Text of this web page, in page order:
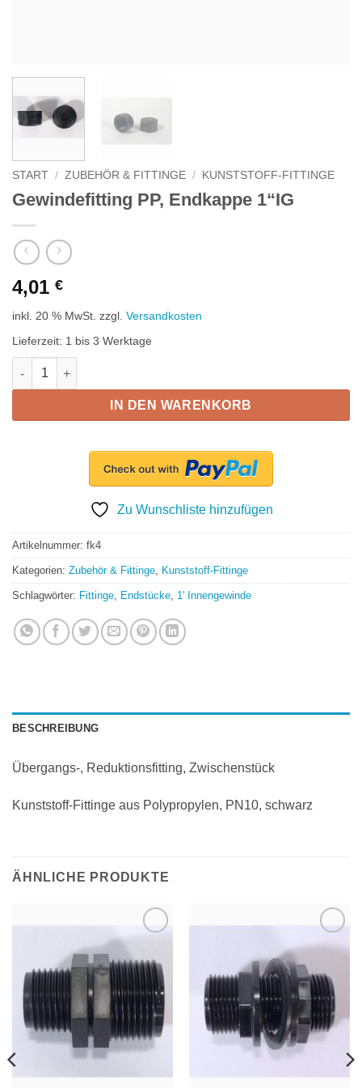
START / ZUBEHÖR & FITTINGE / KUNSTSTOFF-FITTINGE
Gewindefitting PP, Endkappe 1“IG
4,01 €
inkl. 20 % MwSt. zzgl. Versandkosten
Lieferzeit: 1 bis 3 Werktage
Gewindefitting PP, Endkappe 1“IG Menge
IN DEN WARENKORB
Zu Wunschliste hinzufügen
Artikelnummer: fk4
Kategorien: Zubehör & Fittinge, Kunststoff-Fittinge
Schlagwörter: Fittinge, Endstücke, 1' Innengewinde
BESCHREIBUNG
Übergangs-, Reduktionsfitting, Zwischenstück
Kunststoff-Fittinge aus Polypropylen, PN10, schwarz
ÄHNLICHE PRODUKTE
hinzufügen
Zu
Wunschliste
hinzufügen